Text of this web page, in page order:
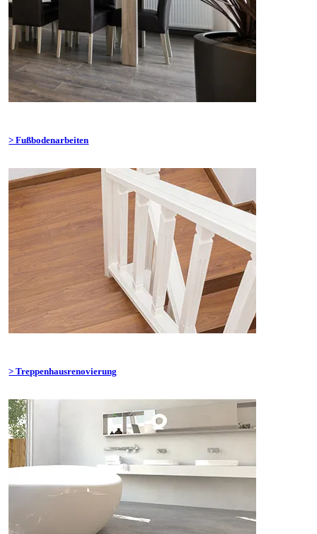
> Fußbodenarbeiten
> Treppenhausrenovierung